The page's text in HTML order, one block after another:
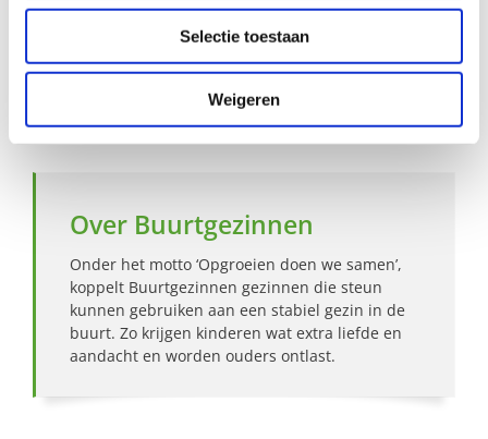
Selectie toestaan
Weigeren
Hoe werkt Buurtgezinnen?
Bekijk andere zoekprofielen
Over Buurtgezinnen
Onder het motto ‘Opgroeien doen we samen’,
koppelt Buurtgezinnen gezinnen die steun
kunnen gebruiken aan een stabiel gezin in de
buurt. Zo krijgen kinderen wat extra liefde en
aandacht en worden ouders ontlast.